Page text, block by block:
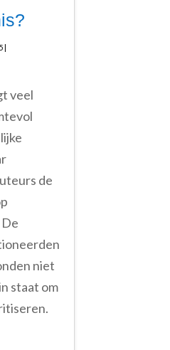
veel
de
niet
staat om